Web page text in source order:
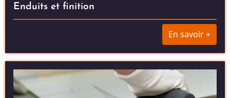
Enduits et finition
En savoir +